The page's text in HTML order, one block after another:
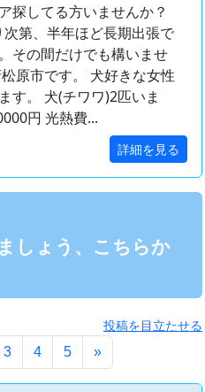
探してる方いませんか？
第、半年ほど長期出張で
その間だけでも構いませ
原市です。 犬好きな女性
す。 犬(チワワ)2匹いま
円 光熱費...
詳細を見る
しょう、こちらか
投稿を目立たせる
ページ)
3 4 5 »